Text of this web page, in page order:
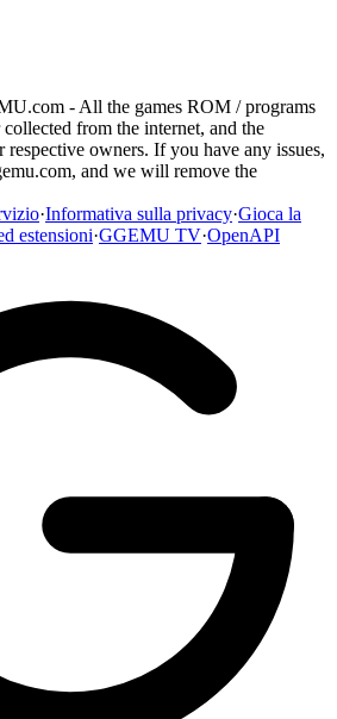
- All the games ROM / programs
from the internet, and the
owners. If you have any issues,
, and we will remove the
·Informativa sulla privacy·Gioca la
estensioni·GGEMU TV·OpenAPI